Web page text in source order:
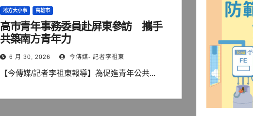
地方大小事 高雄市
高市青年事務委員赴屏東參訪 攜手
共築南方青年力
6 月 30, 2026 今傳媒- 記者李祖東
【今傳媒/記者李祖東報導】為促進青年公共...